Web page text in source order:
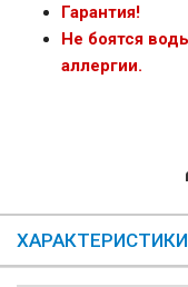
Гарантия!
Не боятся
аллергии.
ХАРАКТЕРИСТИКИ